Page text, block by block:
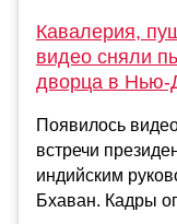
Кавалерия,
видео сняли
дворца в Нью-
Появилось
встречи
индийским
Бхаван. Кадры